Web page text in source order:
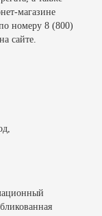
магазине
номеру 8 (800)
сайте.